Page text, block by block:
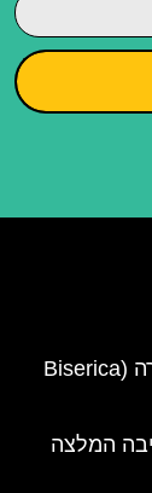
בראשוב הכנסיה השחורה (Biserica
המלצה